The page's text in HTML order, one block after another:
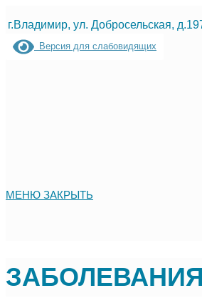
содержимому
г.Владимир, ул. Добросельская,
Версия для слабовидящих
МЕНЮ ЗАКРЫТЬ